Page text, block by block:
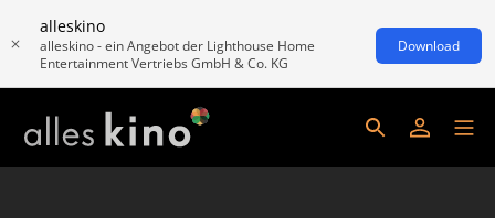
alleskino
alleskino - ein Angebot der Lighthouse Home
Entertainment Vertriebs GmbH & Co. KG
Download